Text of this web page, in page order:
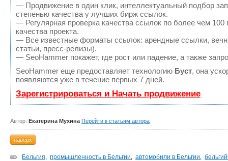
— Продвижение в один клик, интеллектуальный подбор
степенью качества у лучших бирж ссылок.
— Регулярная проверка качества ссылок по более чем
качества проекта.
— Все известные форматы ссылок: арендные ссылки,
статьи, пресс-релизы).
— SeoHammer покажет, где рост или падение, а также
SeoHammer еще предоставляет технологию Буст, она
появляются уже в течение первых 7 дней.
Зарегистрироваться и Начать продвижение
Автор: Екатерина Мухина Перейти к статьям автора
наверх
Бельгия промышленность в Бельгии автомобили в Бельгии